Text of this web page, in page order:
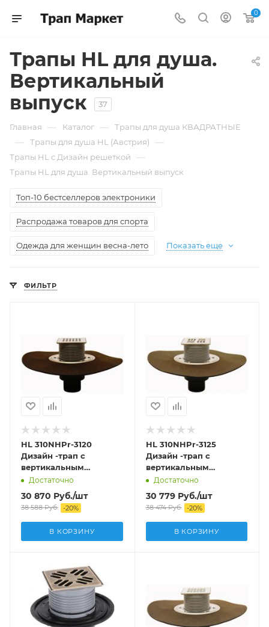
0
Трапы HL для душа.
Вертикальный
выпуск
37
Главная — Каталог — Трапы для душа КВАДРАТНЫЕ
— Трапы для душа HL (Австрия) —
Трапы HL c Дизайн решеткой —
Трапы HL для душа. Вертикальный выпуск
Топ-10 бестселлеров электроники
Распродажа товаров для спорта
Одежда для женщин весна-лето Показать еще
ФИЛЬТР
HL 310NHPr-3120
Дизайн -трап с
вертикальным
выпуском DN50/75/110
Достаточно
30 870 Руб./шт
38 588Руб. -20%
В КОРЗИНУ
HL 310NHPr-3125
Дизайн -трап с
вертикальным
выпуском DN50/75/110
Достаточно
30 779Руб./шт
38 474Руб. -20%
В КОРЗИНУ